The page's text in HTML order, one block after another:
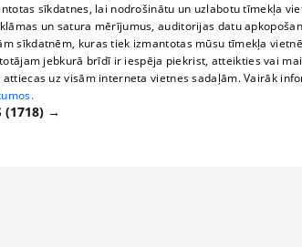
sīkdatnes, lai nodrošinātu un uzlabotu tīmekļa
un satura mērījumus, auditorijas datu
sīkdatnēm, kuras tiek izmantotas mūsu tīmekļa
jebkurā brīdī ir iespēja piekrist, atteikties vai
uz visām interneta vietnes sadaļām. Vairāk
(1718) →